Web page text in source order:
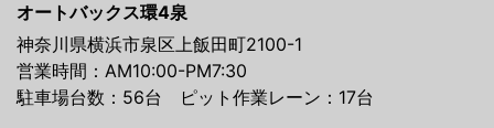
オートバックス環4泉
神奈川県横浜市泉区上飯田町2100-1
営業時間：AM10:00-PM7:30
駐車場台数：56台 ピット作業レーン：17台